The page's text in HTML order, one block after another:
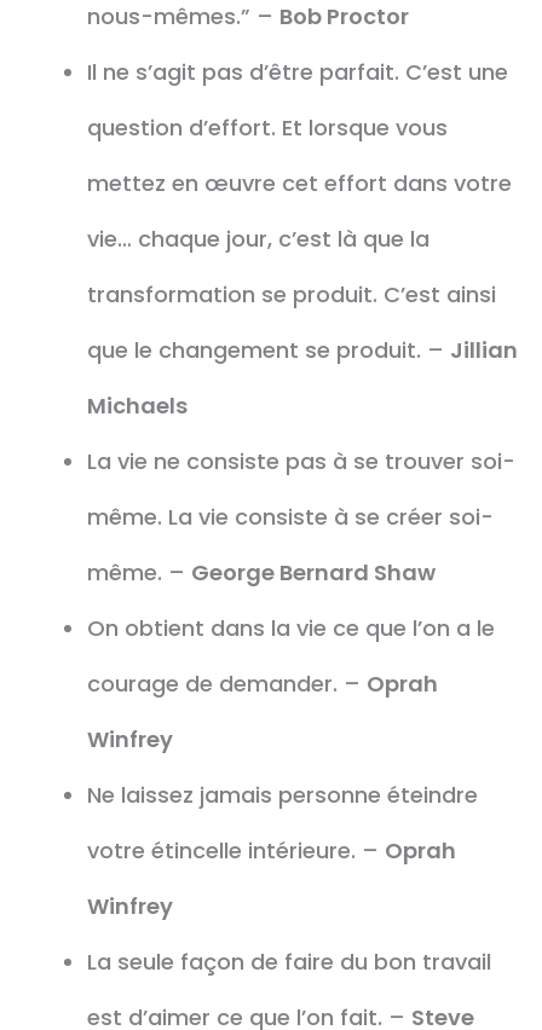
nous-mêmes.” – Bob Proctor
Il ne s’agit pas d’être parfait. C’est une
question d’effort. Et lorsque vous
mettez en œuvre cet effort dans votre
vie… chaque jour, c’est là que la
transformation se produit. C’est ainsi
que le changement se produit. – Jillian
Michaels
La vie ne consiste pas à se trouver soi-
même. La vie consiste à se créer soi-
même. – George Bernard Shaw
On obtient dans la vie ce que l’on a le
courage de demander. – Oprah
Winfrey
Ne laissez jamais personne éteindre
votre étincelle intérieure. – Oprah
Winfrey
La seule façon de faire du bon travail
est d’aimer ce que l’on fait. – Steve